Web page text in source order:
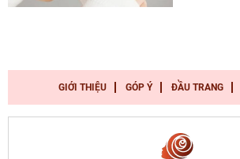
GIỚI THIỆU GÓP Ý ĐẦU TRANG